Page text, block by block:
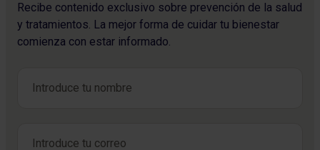
Recibe contenido exclusivo sobre prevención de la salud
y tratamientos. La mejor forma de cuidar tu bienestar
comienza con estar informado.